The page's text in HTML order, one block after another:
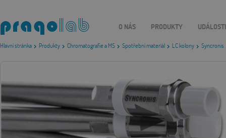
Hlavní stránka Produkty Chromatografie a MS Spotřební materiál LC kolony Syncronis
O NÁS PRODUKTY UDÁLOSTI